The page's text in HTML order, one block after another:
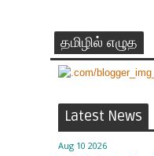
தமிழில் எழுத
Latest News
Aug 10 2026